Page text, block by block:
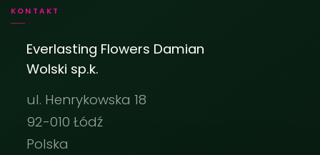
KONTAKT
Everlasting Flowers Damian
Wolski sp.k.
ul. Henrykowska 18
92-010 Łódź
Polska